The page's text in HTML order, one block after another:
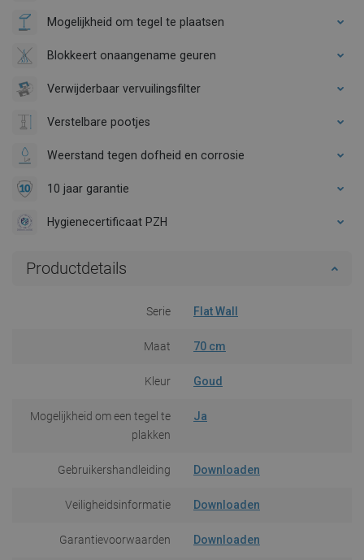
Mogelijkheid om tegel te plaatsen
Blokkeert onaangename geuren
Verwijderbaar vervuilingsfilter
Verstelbare pootjes
Weerstand tegen dofheid en corrosie
10 jaar garantie
Hygienecertificaat PZH
Productdetails
Serie Flat Wall
Maat 70 cm
Kleur Goud
Mogelijkheid om een tegel te
plakken
Ja
Gebruikershandleiding Downloaden
Veiligheidsinformatie Downloaden
Garantievoorwaarden Downloaden